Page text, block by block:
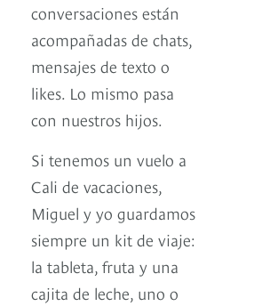
conversaciones están
acompañadas de chats,
mensajes de texto o
likes. Lo mismo pasa
con nuestros hijos.
Si tenemos un vuelo a
Cali de vacaciones,
Miguel y yo guardamos
siempre un kit de viaje:
la tableta, fruta y una
cajita de leche, uno o